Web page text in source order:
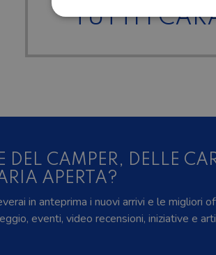
TUTTI I
DEL CAMPER, DELLE
APERTA?
in anteprima i nuovi arrivi e le migliori
eventi, video recensioni, iniziative e